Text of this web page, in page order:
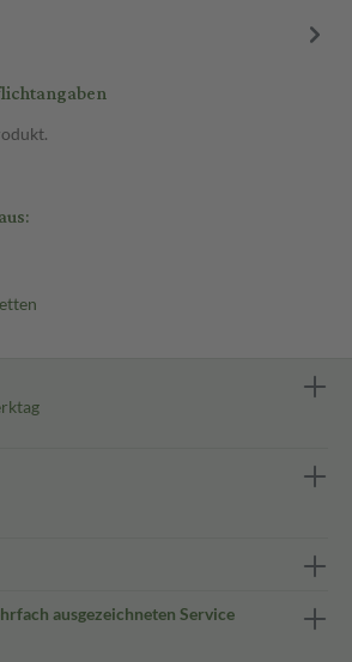
ausgezeichneten Service